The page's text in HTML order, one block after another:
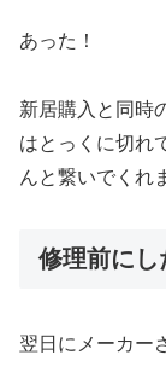
あった！
新居購入と同時
はとっくに切れ
んと繋いでくれ
修理前にし
翌日にメーカー